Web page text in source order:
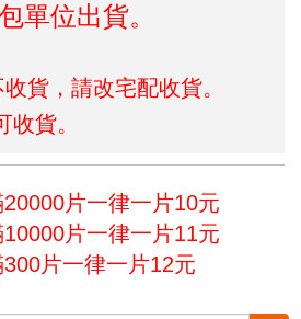
單位出貨。
貨，請改宅配收貨。
貨。
片一律一片10元
片一律一片11元
片一律一片12元